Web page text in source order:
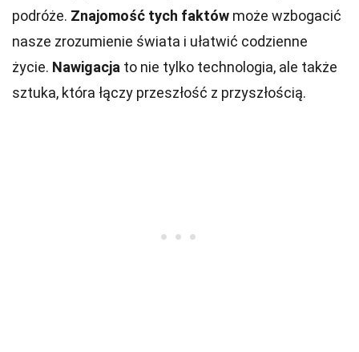
podróże. Znajomość tych faktów może wzbogacić
nasze zrozumienie świata i ułatwić codzienne
życie. Nawigacja to nie tylko technologia, ale także
sztuka, która łączy przeszłość z przyszłością.